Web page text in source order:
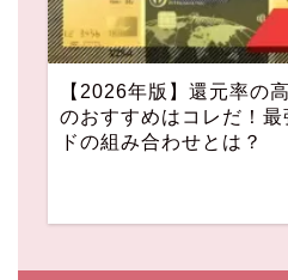
【2026年版】還元率の
のおすすめはコレだ！
ドの組み合わせとは？